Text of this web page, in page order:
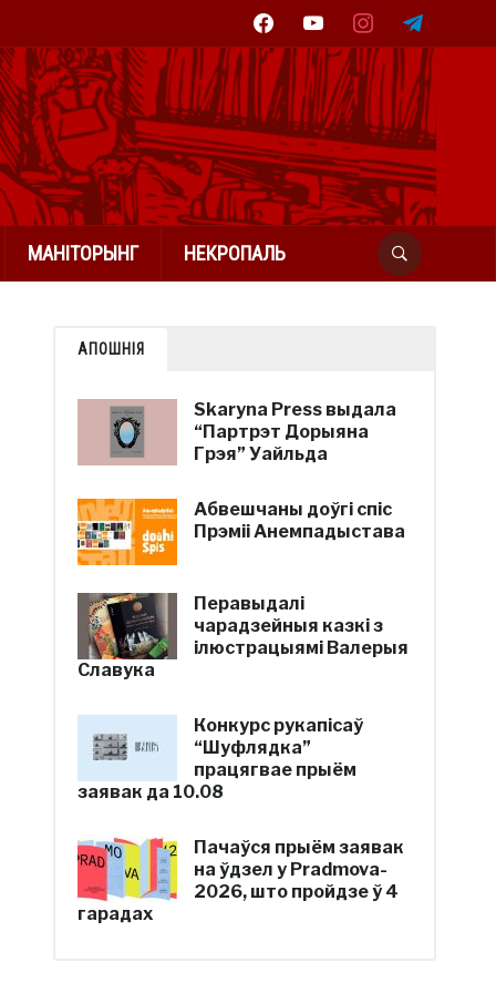
facebookyoutube instagramtelegram
МАНІТОРЫНГ НЕКРОПАЛЬ
АПОШНІЯ
Skaryna Press выдала
“Партрэт Дорыяна
Грэя” Уайльда
Абвешчаны доўгі спіс
Прэміі Анемпадыстава
Перавыдалі
чарадзейныя казкі з
ілюстрацыямі Валерыя
Славука
Конкурс рукапісаў
“Шуфлядка”
працягвае прыём
заявак да 10.08
Пачаўся прыём заявак
на ўдзел у Pradmova-
2026, што пройдзе ў 4
гарадах